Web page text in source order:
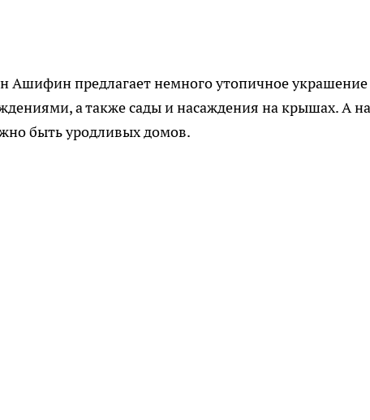
Ашифин предлагает немного утопичное украшение
а также сады и насаждения на крышах. А на
быть уродливых домов.